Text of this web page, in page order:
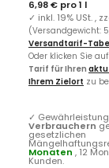
6,98 € pro 1 l
✓ inkl. 19% USt. ,
(Versandgewicht:
Versandtarif-
Oder klicken Sie
Tarif für Ihren
Ihrem Zielort zu
✓
Verbrauchern
gesetzlichen
Monaten , 12
Kunden.